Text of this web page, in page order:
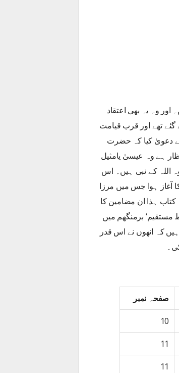
وہ یہ بھی اعتقاد
تھے اور قرب قیامت
نے دعویٰ کیا کہ حضرت
ہے وہ عیسیٰ یامثیل
اللہ کے نبی ہیں۔ اس
ہوا جس میں مرزا
ہذا ان مضامین کا
مستقیم‘ برمنگھم میں
کہ انھوں نے اس قدر
صفحہ نمبر
10
11
11